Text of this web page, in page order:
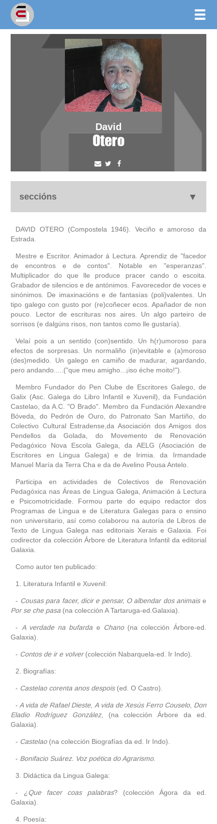
David
Otero
seccións
biografía
fototeca
videoteca
materiais didácticos
outros docs
DAVID OTERO (Compostela 1946). Veciño e amoroso da
Estrada.
Mestre e Escritor. Animador á Lectura. Aprendiz de "facedor
de encontros e de contos". Notable en "esperanzas".
Multiplicador do que lle produce pracer cando o escoita.
Grabador de silencios e de antónimos. Favorecedor de voces e
sinónimos. De imaxinacións e de fantasías (poli)valentes. Un
tipo galego con gusto por (re)coñecer ecos. Apañador de non
pouco. Lector de escrituras nos aires. Un algo parteiro de
sorrisos (e dalgúns risos, non tantos como lle gustaría).
Velaí pois a un sentido (con)sentido. Un h(r)umoroso para
efectos de sorpresas. Un normaliño (in)evitable e (a)moroso
(des)medido. Un galego en camiño de madurar, agardando,
pero andando.....("que meu amigho...¡iso éche moito!").
Membro Fundador do Pen Clube de Escritores Galego, de
Galix (Asc. Galega do Libro Infantil e Xuvenil), da Fundación
Castelao, da A.C. "O Brado". Membro da Fundación Alexandre
Bóveda, do Pedrón de Ouro, do Patronato San Martiño, do
Colectivo Cultural Estradense,da Asociación dos Amigos dos
Pendellos da Golada, do Movemento de Renovación
Pedagóxico Nova Escola Galega, da AELG (Asociación de
Escritores en Lingua Galega) e de Irimia. da Irmandade
Manuel María da Terra Cha e da de Avelino Pousa Antelo.
Participa en actividades de Colectivos de Renovación
Pedagóxica nas Áreas de Lingua Galega, Animación á Lectura
e Psicomotricidade. Formou parte do equipo redactor dos
Programas de Lingua e de Literatura Galegas para o ensino
non universitario, así como colaborou na autoría de Libros de
Texto de Lingua Galega nas editoriais Xerais e Galaxia. Foi
codirector da colección Árbore de Literatura Infantil da editorial
Galaxia.
Como autor ten publicado:
1. Literatura Infantil e Xuvenil:
- Cousas para facer, dicir e pensar, O albendar dos animaise
Por se che pasa (na colección A Tartaruga-ed.Galaxia).
- A verdade na bufarda e Chano(na colección Árbore-ed.
Galaxia).
- Contos de ir e volver(colección Nabarquela-ed. Ir Indo).
2. Biografías:
- Castelao corenta anos despois(ed. O Castro).
- A vida de Rafael Dieste, A vida de Xesús Ferro Couselo, Don
Eladio Rodríguez González, (na colección Árbore da ed.
Galaxia).
- Castelao(na colección Biografías da ed. Ir Indo).
- Bonifacio Suárez. Voz poética do Agrarismo.
3. Didáctica da Lingua Galega:
- ¿Que facer coas palabras? (colección Ágora da ed.
Galaxia).
4. Poesía: